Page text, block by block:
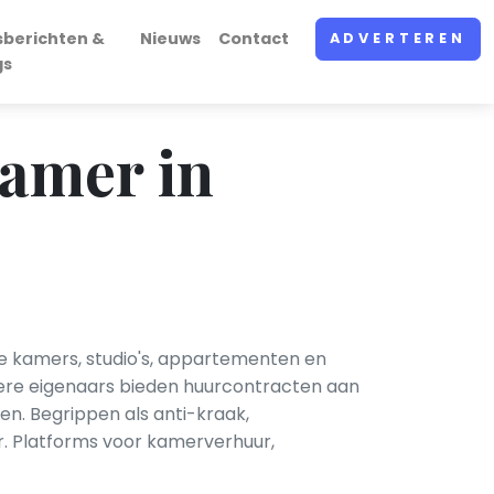
&
Nieuws Contact ADVERTEREN
in
studio's, appartementen en
eigenaars bieden huurcontracten aan
Begrippen als anti-kraak,
Platforms voor kamerverhuur,